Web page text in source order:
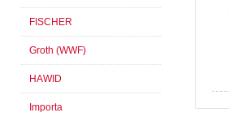
FISCHER
Groth (WWF)
HAWID
Importa